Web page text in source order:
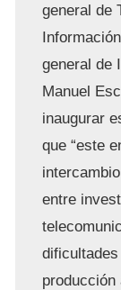
general de
general de
Manuel
inaugurar
que “este
entre
producción